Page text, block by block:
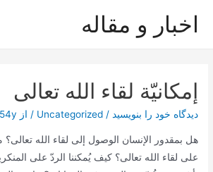
اخبار و مقاله
إمكانيّة لقاء الله تعالى
دیدگاه‌ خود را بنویسید /
Uncategorized / از
هل بمقدور الإنسان الوصول إلى لقاء الله تعالى؟
على لقاء الله تعالى؟ كيف يُمكننا الردّ على